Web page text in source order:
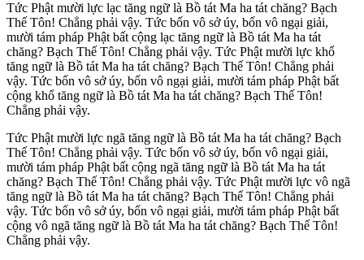
Tức Phật mười lực lạc tăng ngữ là Bồ tát Ma ha tát chăng? Bạch
Thế Tôn! Chẳng phải vậy. Tức bốn vô sở úy, bốn vô ngại giải,
mười tám pháp Phật bất cộng lạc tăng ngữ là Bồ tát Ma ha tát
chăng? Bạch Thế Tôn! Chẳng phải vậy. Tức Phật mười lực khổ
tăng ngữ là Bồ tát Ma ha tát chăng? Bạch Thế Tôn! Chẳng phải
vậy. Tức bốn vô sở úy, bốn vô ngại giải, mười tám pháp Phật bất
cộng khổ tăng ngữ là Bồ tát Ma ha tát chăng? Bạch Thế Tôn!
Chẳng phải vậy.
Tức Phật mười lực ngã tăng ngữ là Bồ tát Ma ha tát chăng? Bạch
Thế Tôn! Chẳng phải vậy. Tức bốn vô sở úy, bốn vô ngại giải,
mười tám pháp Phật bất cộng ngã tăng ngữ là Bồ tát Ma ha tát
chăng? Bạch Thế Tôn! Chẳng phải vậy. Tức Phật mười lực vô ngã
tăng ngữ là Bồ tát Ma ha tát chăng? Bạch Thế Tôn! Chẳng phải
vậy. Tức bốn vô sở úy, bốn vô ngại giải, mười tám pháp Phật bất
cộng vô ngã tăng ngữ là Bồ tát Ma ha tát chăng? Bạch Thế Tôn!
Chẳng phải vậy.